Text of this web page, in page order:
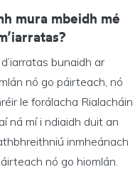
mura mbeidh mé
bunaidh ar
nó go páirteach, nó
le forálacha Rialacháin
ná mí i ndiaidh duit an
inmheánach
nó go hiomlán.